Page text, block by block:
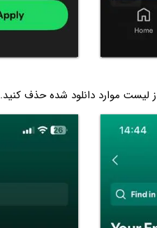
لیست موارد دانلود شده حذف کنید.